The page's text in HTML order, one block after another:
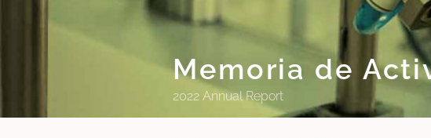
Memoria de
2022 Annual Report